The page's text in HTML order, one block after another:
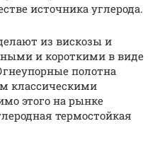
источника углерода.
из вискозы и
и короткими в виде
полотна
классическими
этого на рынке
термостойкая